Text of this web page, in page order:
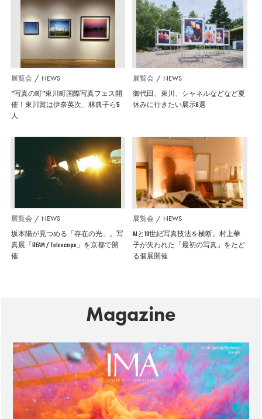
展覧会 NEWS
”写真の町”東川町国際写真フェス開
催！東川賞は伊奈英次、林典子ら5
人
展覧会 NEWS
御代田、東川、シャネルなどなど夏
休みに行きたい展示6選
展覧会 NEWS
坂本陽が見つめる「存在の光」。写
真展「BEAM / Telescope」を京都で開
催
展覧会 NEWS
AIと19世紀写真技法を横断。村上華
子が失われた「最初の写真」をたど
る個展開催
Magazine